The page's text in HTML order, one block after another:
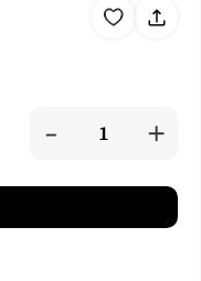
- 1 +